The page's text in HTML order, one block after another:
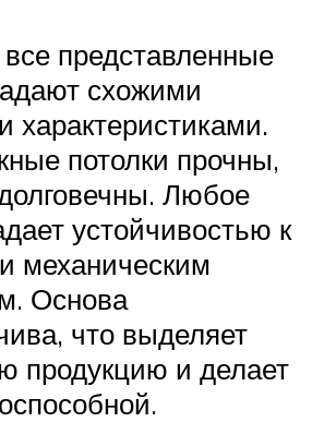
представленные
схожими
характеристиками.
потолки прочны,
Любое
устойчивостью к
механическим
Основа
что выделяет
продукцию и делает